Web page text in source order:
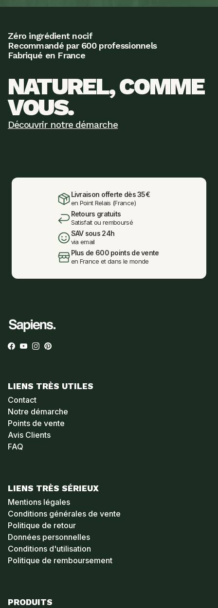
Zéro ingrédient nocif
Recommandé par 600 professionnels
Fabriqué en France
NATUREL, COMME
VOUS.
Découvrir notre démarche
Livraison offerte dès 35€
en Point Relais (France)
Retours gratuits
Satisfait ou remboursé
SAV sous 24h
via email
Plus de 600 points de vente
en France et dans le monde
Facebook
YouTube
Instagram
Pinterest
LIENS TRÈS UTILES
Contact
Notre démarche
Points de vente
Avis Clients
FAQ
LIENS TRÈS SÉRIEUX
Mentions légales
Conditions générales de vente
Politique de retour
Données personnelles
Conditions d'utilisation
Politique de remboursement
PRODUITS